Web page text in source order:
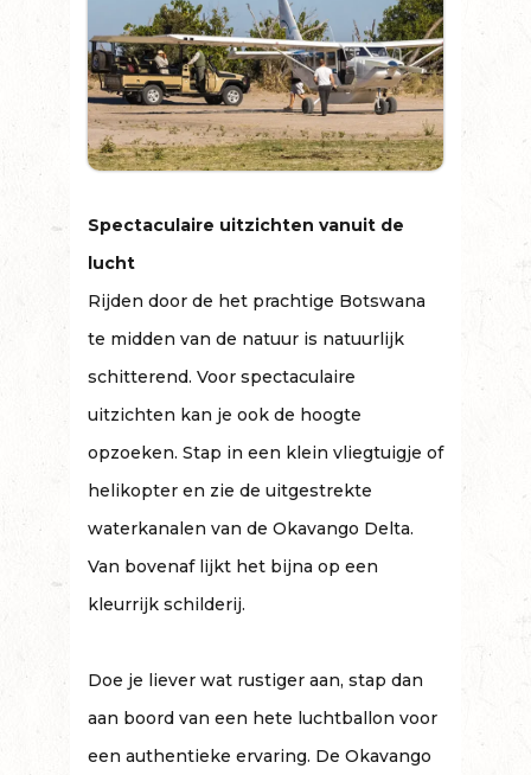
Spectaculaire uitzichten vanuit de
lucht
Rijden door de het prachtige Botswana
te midden van de natuur is natuurlijk
schitterend. Voor spectaculaire
uitzichten kan je ook de hoogte
opzoeken. Stap in een klein vliegtuigje of
helikopter en zie de uitgestrekte
waterkanalen van de Okavango Delta.
Van bovenaf lijkt het bijna op een
kleurrijk schilderij.
Doe je liever wat rustiger aan, stap dan
aan boord van een hete luchtballon voor
een authentieke ervaring. De Okavango